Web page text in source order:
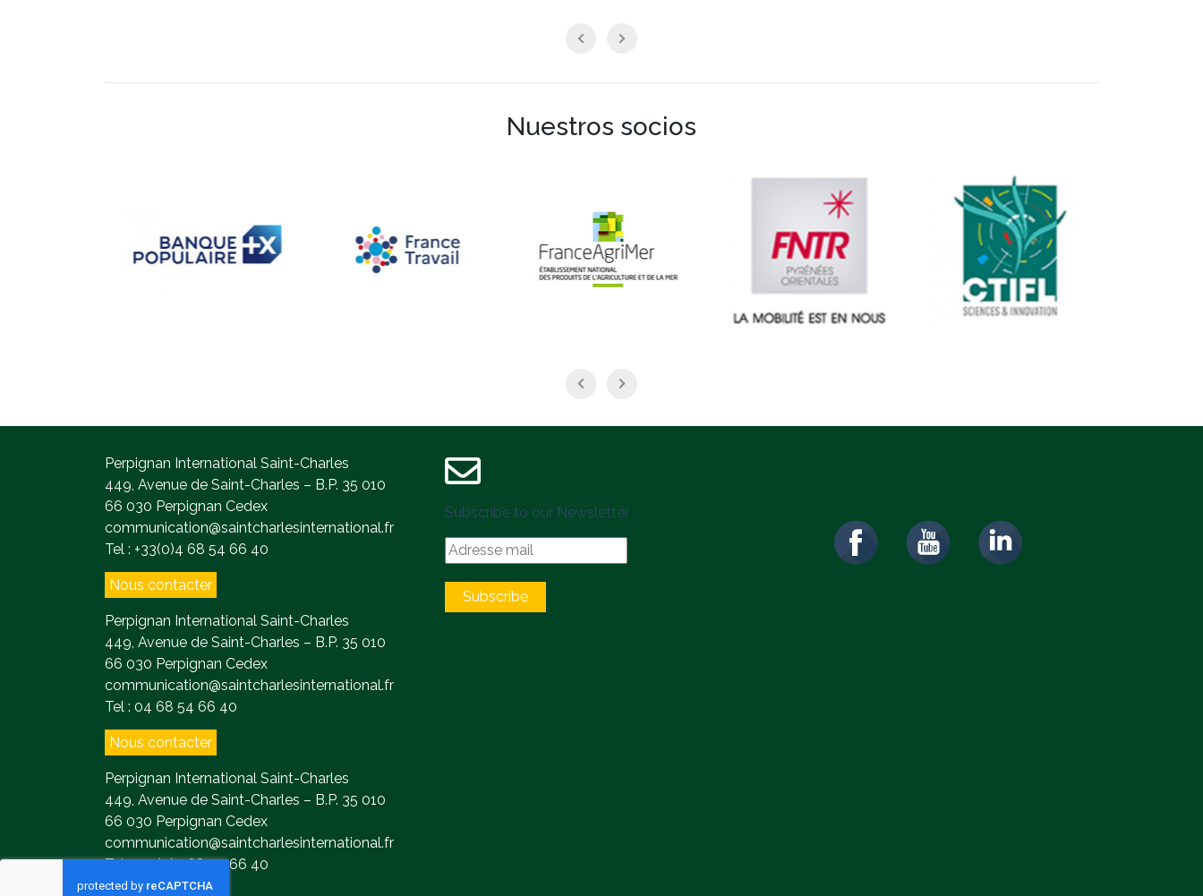
Nuestros socios
Perpignan International Saint-Charles
449, Avenue de Saint-Charles – B.P. 35 010
66 030 Perpignan Cedex
communication@saintcharlesinternational.fr
Tel : +33(0)4 68 54 66 40
Nous contacter
Perpignan International Saint-Charles
449, Avenue de Saint-Charles – B.P. 35 010
66 030 Perpignan Cedex
communication@saintcharlesinternational.fr
Tel : 04 68 54 66 40
Nous contacter
Perpignan International Saint-Charles
449, Avenue de Saint-Charles – B.P. 35 010
66 030 Perpignan Cedex
communication@saintcharlesinternational.fr
Tel : +33(0)4 68 54 66 40
Subscribe to our Newsletter
Subscribe